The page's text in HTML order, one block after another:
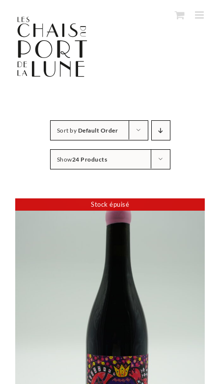
content
Sort by Default Order
Show24 Products
Stock épuisé